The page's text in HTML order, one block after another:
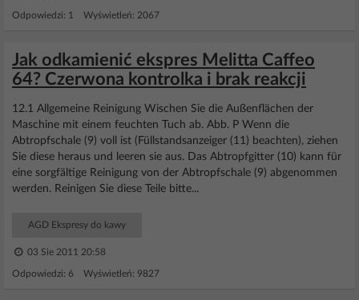
Odpowiedzi: 1 Wyświetleń: 2067
Jak odkamienić ekspres Melitta Caffeo
64? Czerwona kontrolka i brak reakcji
12.1 Allgemeine Reinigung Wischen Sie die Außenflächen der
Maschine mit einem feuchten Tuch ab. Abb. P Wenn die
Abtropfschale (9) voll ist (Füllstandsanzeiger (11) beachten), ziehen
Sie diese heraus und leeren sie aus. Das Abtropfgitter (10) kann für
eine sorgfältige Reinigung von der Abtropfschale (9) abgenommen
werden. Reinigen Sie diese Teile bitte...
AGD Ekspresy do kawy
03 Sie 2011 20:58
Odpowiedzi: 6 Wyświetleń: 9827